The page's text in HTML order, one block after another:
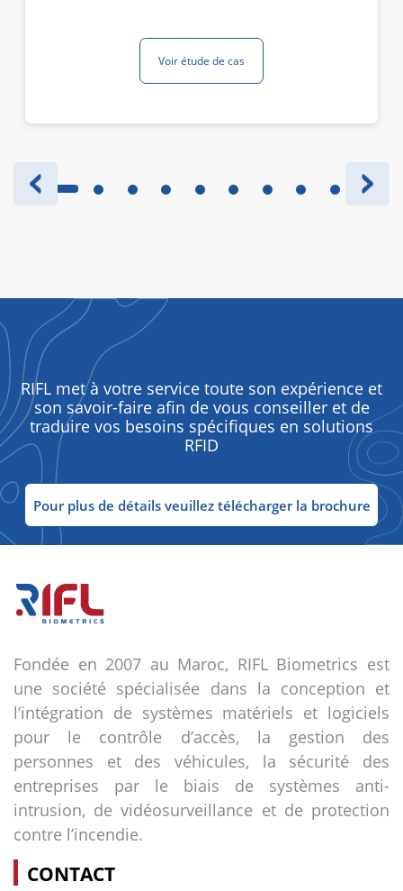
Voir étude de cas
RIFL met à votre service toute son expérience et
son savoir-faire afin de vous conseiller et de
traduire vos besoins spécifiques en solutions
RFID
Pour plus de détails veuillez télécharger la brochure
Fondée en 2007 au Maroc, RIFL Biometrics est
une société spécialisée dans la conception et
l’intégration de systèmes matériels et logiciels
pour le contrôle d’accès, la gestion des
personnes et des véhicules, la sécurité des
entreprises par le biais de systèmes anti-
intrusion, de vidéosurveillance et de protection
contre l’incendie.
CONTACT